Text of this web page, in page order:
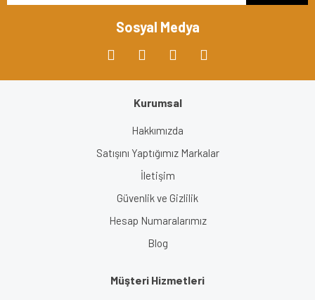
Sosyal Medya
Kurumsal
Hakkımızda
Satışını Yaptığımız Markalar
İletişim
Güvenlik ve Gizlilik
Hesap Numaralarımız
Blog
Müşteri Hizmetleri